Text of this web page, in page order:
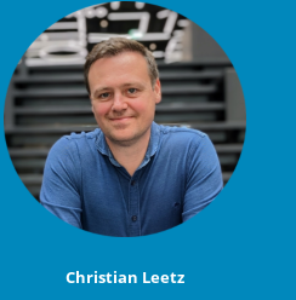
Christian Leetz